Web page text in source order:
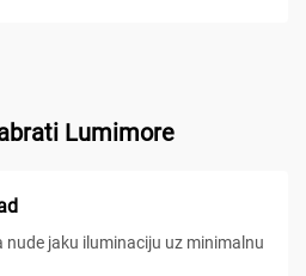
Lumimore
nude jaku iluminaciju uz minimalnu